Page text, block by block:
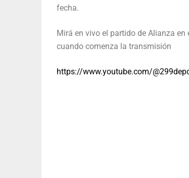
fecha.
Mirá en vivo el partido de Alianza
cuando comenza la transmisión
https://www.youtube.com/